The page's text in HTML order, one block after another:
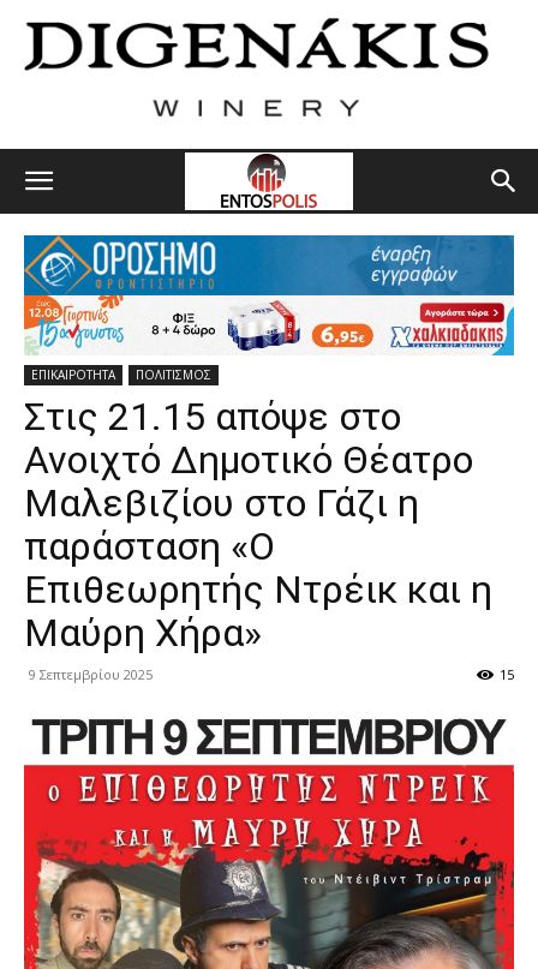
ΕΠΙΚΑΙΡΟΤΗΤΑ ΠΟΛΙΤΙΣΜΟΣ
Στις 21.15 απόψε στο
Ανοιχτό Δημοτικό Θέατρο
Μαλεβιζίου στο Γάζι η
παράσταση «Ο
Επιθεωρητής Ντρέικ και η
Μαύρη Χήρα»
9 Σεπτεμβρίου 2025 15